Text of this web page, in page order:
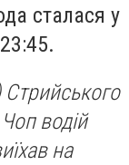
сталася у
водій
на